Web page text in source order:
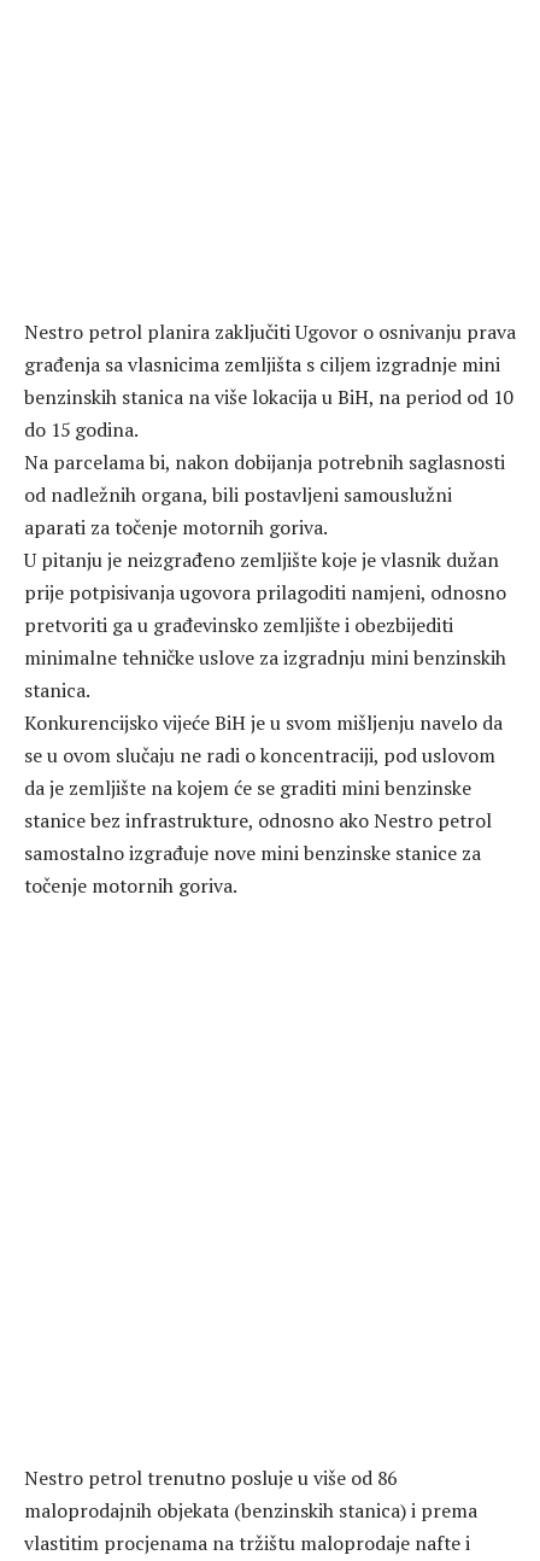
Nestro petrol planira zaključiti Ugovor o osnivanju prava
građenja sa vlasnicima zemljišta s ciljem izgradnje mini
benzinskih stanica na više lokacija u BiH, na period od 10
do 15 godina.
Na parcelama bi, nakon dobijanja potrebnih saglasnosti
od nadležnih organa, bili postavljeni samouslužni
aparati za točenje motornih goriva.
U pitanju je neizgrađeno zemljište koje je vlasnik dužan
prije potpisivanja ugovora prilagoditi namjeni, odnosno
pretvoriti ga u građevinsko zemljište i obezbijediti
minimalne tehničke uslove za izgradnju mini benzinskih
stanica.
Konkurencijsko vijeće BiH je u svom mišljenju navelo da
se u ovom slučaju ne radi o koncentraciji, pod uslovom
da je zemljište na kojem će se graditi mini benzinske
stanice bez infrastrukture, odnosno ako Nestro petrol
samostalno izgrađuje nove mini benzinske stanice za
točenje motornih goriva.
Nestro petrol trenutno posluje u više od 86
maloprodajnih objekata (benzinskih stanica) i prema
vlastitim procjenama na tržištu maloprodaje nafte i